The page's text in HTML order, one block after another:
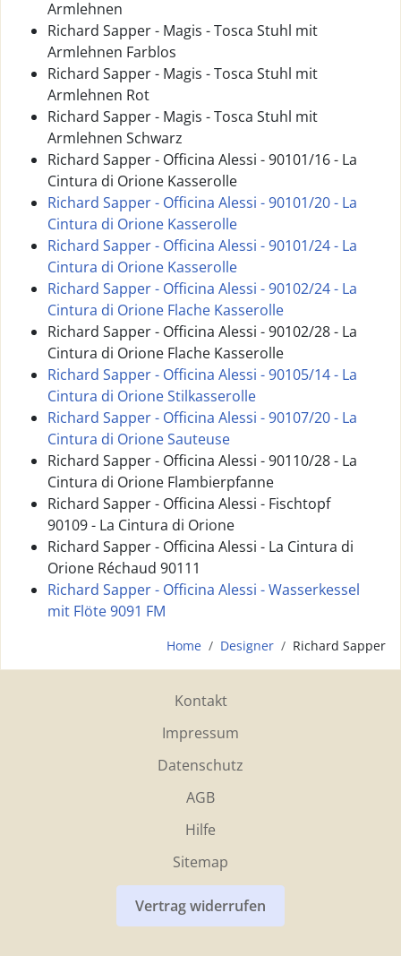
Armlehnen
Richard Sapper - Magis - Tosca Stuhl mit
Armlehnen Farblos
Richard Sapper - Magis - Tosca Stuhl mit
Armlehnen Rot
Richard Sapper - Magis - Tosca Stuhl mit
Armlehnen Schwarz
Richard Sapper - Officina Alessi - 90101/16 - La
Cintura di Orione Kasserolle
Richard Sapper - Officina Alessi - 90101/20 - La
Cintura di Orione Kasserolle
Richard Sapper - Officina Alessi - 90101/24 - La
Cintura di Orione Kasserolle
Richard Sapper - Officina Alessi - 90102/24 - La
Cintura di Orione Flache Kasserolle
Richard Sapper - Officina Alessi - 90102/28 - La
Cintura di Orione Flache Kasserolle
Richard Sapper - Officina Alessi - 90105/14 - La
Cintura di Orione Stilkasserolle
Richard Sapper - Officina Alessi - 90107/20 - La
Cintura di Orione Sauteuse
Richard Sapper - Officina Alessi - 90110/28 - La
Cintura di Orione Flambierpfanne
Richard Sapper - Officina Alessi - Fischtopf
90109 - La Cintura di Orione
Richard Sapper - Officina Alessi - La Cintura di
Orione Réchaud 90111
Richard Sapper - Officina Alessi - Wasserkessel
mit Flöte 9091 FM
Home Designer Richard Sapper
Kontakt
Impressum
Datenschutz
AGB
Hilfe
Sitemap
Vertrag widerrufen